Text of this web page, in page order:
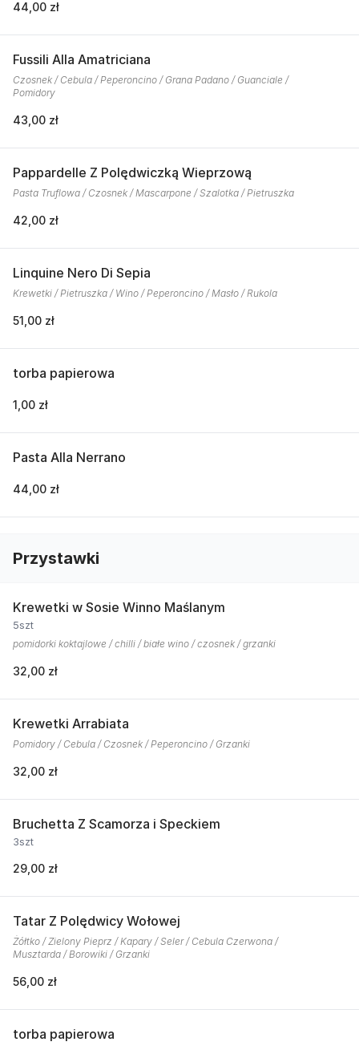
44,00 zł
Fussili Alla Amatriciana
Czosnek / Cebula / Peperoncino / Grana Padano / Guanciale /
Pomidory
43,00 zł
Pappardelle Z Polędwiczką Wieprzową
Pasta Truflowa / Czosnek / Mascarpone / Szalotka / Pietruszka
42,00 zł
Linquine Nero Di Sepia
Krewetki / Pietruszka / Wino / Peperoncino / Masło / Rukola
51,00 zł
torba papierowa
1,00 zł
Pasta Alla Nerrano
44,00 zł
Przystawki
Krewetki w Sosie Winno Maślanym
5szt
pomidorki koktajlowe / chilli / białe wino / czosnek / grzanki
32,00 zł
Krewetki Arrabiata
Pomidory / Cebula / Czosnek / Peperoncino / Grzanki
32,00 zł
Bruchetta Z Scamorza i Speckiem
3szt
29,00 zł
Tatar Z Polędwicy Wołowej
Żółtko / Zielony Pieprz / Kapary / Seler / Cebula Czerwona /
Musztarda / Borowiki / Grzanki
56,00 zł
torba papierowa